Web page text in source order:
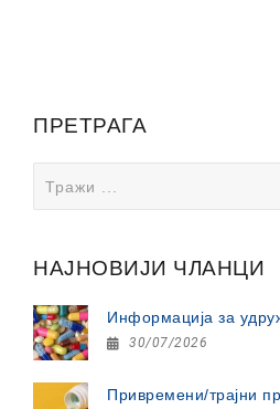
ПРЕТРАГА
for:
НАЈНОВИЈИ ЧЛАНЦИ
Информација за
30/07/2026
Привремени/трајни